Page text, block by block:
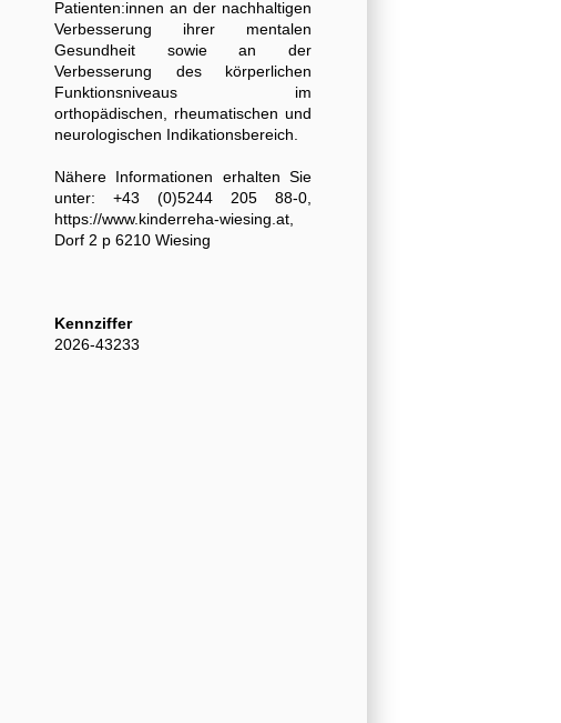
Patienten:innen an der nachhaltigen
Verbesserung ihrer mentalen
Gesundheit sowie an der
Verbesserung des körperlichen
Funktionsniveaus im
orthopädischen, rheumatischen und
neurologischen Indikationsbereich.
Nähere Informationen erhalten Sie
unter: +43 (0)5244 205 88-0,
https://www.kinderreha-wiesing.at,
Dorf 2 p 6210 Wiesing
Kennziffer
2026-43233